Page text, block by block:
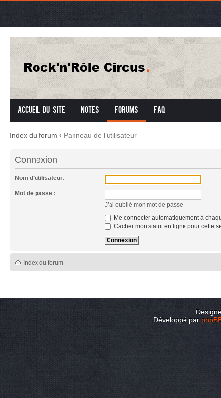
Accueil du site Notes Forums FAQ
Index du forum ‹ Panneau de l’utilisateur
Connexion
Nom d’utilisateur:
Mot de passe :
J’ai oublié mon mot de passe
Me connecter automatiquement à
Cacher mon statut en ligne pour cette
Index du forum
Développé par